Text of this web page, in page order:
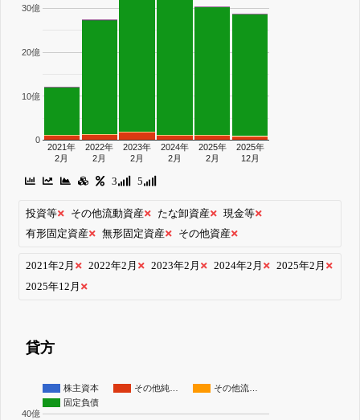
2021年
2月
2022年
2月
2023年
2月
2024年
2月
2025年
2月
2025年
12月
0
10億
20億
30億
3 5
投資等 その他流動資産 たな卸資産
現金等
有形固定資産
無形固定資産 その他資産
2021年2月 2022年2月 2023年2月 2024年2月
2025年2月
2025年12月
貸方
株主資本 その他純…
その他流…
固定負債
40億